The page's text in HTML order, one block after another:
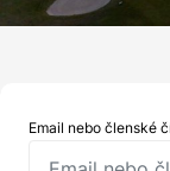
Email nebo členské